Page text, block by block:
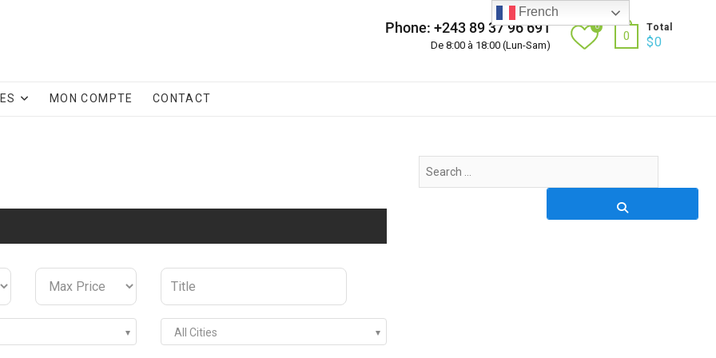
Phone: +243 89 37 96 691
De 8:00 à 18:00 (Lun-Sam)
0
0
Total
$0
MON COMPTE CONTACT
All Cities
Search
French